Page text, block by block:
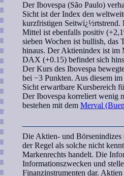
DerIbovespa (São Paulo)
Sicht ist der Index den
kurzfristigen Seitwï¿½rtstrend.
Mittel ist ebenfalls positiv
sieben Wochen ist bullish, das
hinaus. Der Aktienindex ist
DAX (+0.15) befindet sich
Der Kurs des Ibovespa
bei −3 Punkten. Aus diesem
Sicht erwartbare Kursbereich
DerIbovespa korreliert wenig
bestehen mit dem Merval
Die Aktien- und Börsenindizes
der Regel als solche nicht
Markenrechts handelt. Die
Informationszwecken und
Finanzinstrumenten dar.